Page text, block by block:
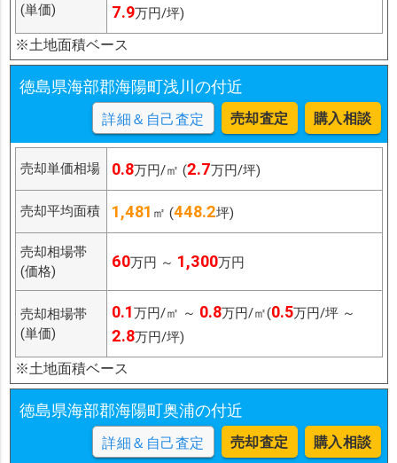
(単価)
7.9万円/坪)
※土地面積ベース
徳島県海部郡海陽町浅川の付近
詳細＆自己査定 売却査定 購入相談
売却単価相場 0.8万円/㎡ (2.7万円/坪)
売却平均面積 1,481 ㎡ (448.2坪)
売却相場帯
(価格)
60万円 ～ 1,300万円
売却相場帯
(単価)
0.1万円/㎡ ～ 0.8万円/㎡(0.5万円/坪 ～
2.8万円/坪)
※土地面積ベース
徳島県海部郡海陽町奥浦の付近
詳細＆自己査定 売却査定 購入相談